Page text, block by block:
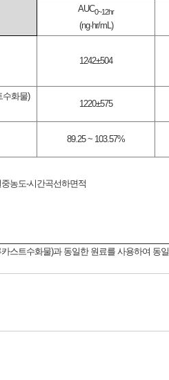
AUC0~12hr
(ng·hr/mL)
1242±504
수화물)
1220±575
89.25 ~ 103.57%
농도-시간곡선하면적
스트수화물)과 동일한 원료를 사용하여 동